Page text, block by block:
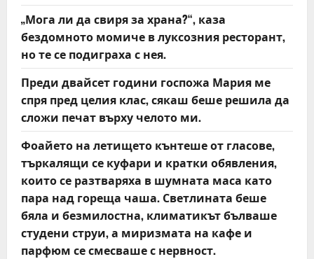
„Мога ли да свиря за храна?“, каза
бездомното момиче в луксозния ресторант,
но те се подиграха с нея.
Преди двайсет години госпожа Мария ме
спря пред целия клас, сякаш беше решила да
сложи печат върху челото ми.
Фоайето на летището кънтеше от гласове,
търкалящи се куфари и кратки обявления,
които се разтваряха в шумната маса като
пара над гореща чаша. Светлината беше
бяла и безмилостна, климатикът бълваше
студени струи, а миризмата на кафе и
парфюм се смесваше с нервност.